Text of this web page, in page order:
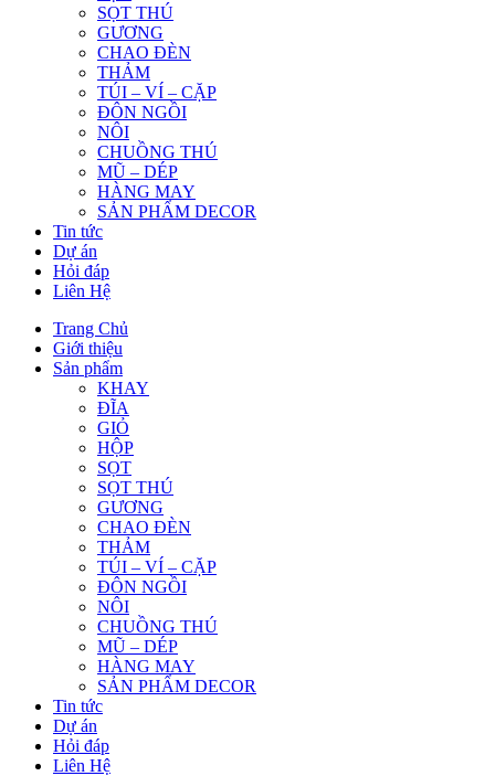
SỌT THÚ
GƯƠNG
CHAO ĐÈN
THẢM
TÚI – VÍ – CẶP
ĐÔN NGỒI
NÔI
CHUỒNG THÚ
MŨ – DÉP
HÀNG MAY
SẢN PHẨM DECOR
Tin tức
Dự án
Hỏi đáp
Liên Hệ
Trang Chủ
Giới thiệu
Sản phẩm
KHAY
ĐĨA
GIỎ
HỘP
SỌT
SỌT THÚ
GƯƠNG
CHAO ĐÈN
THẢM
TÚI – VÍ – CẶP
ĐÔN NGỒI
NÔI
CHUỒNG THÚ
MŨ – DÉP
HÀNG MAY
SẢN PHẨM DECOR
Tin tức
Dự án
Hỏi đáp
Liên Hệ